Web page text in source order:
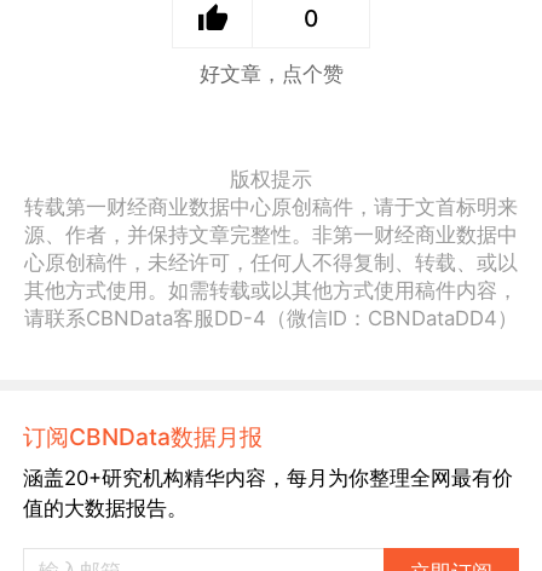
0
好文章，点个赞
版权提示
转载第一财经商业数据中心原创稿件，请于文首标明来
源、作者，并保持文章完整性。非第一财经商业数据中
心原创稿件，未经许可，任何人不得复制、转载、或以
其他方式使用。如需转载或以其他方式使用稿件内容，
请联系CBNData客服DD-4（微信ID：CBNDataDD4）
订阅CBNData数据月报
涵盖20+研究机构精华内容，每月为你整理全网最有价
值的大数据报告。